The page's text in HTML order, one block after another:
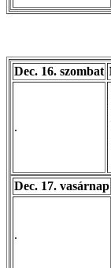
Dec. 16. szombat
.
Dec. 17. vasárnap
.